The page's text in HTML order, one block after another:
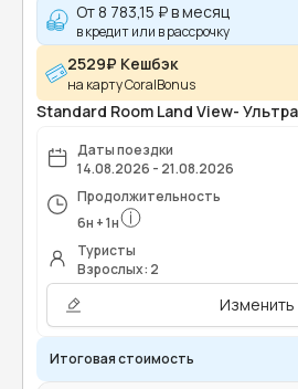
От 8 783,15 ₽в месяц
в кредит или в рассрочку
2529₽ Кешбэк
на карту CoralBonus
Standard Room Land View-
Даты поездки
14.08.2026 - 21.08.2026
Продолжительность
6н +1н
Туристы
Взрослых: 2
Изменить
Итоговая стоимость